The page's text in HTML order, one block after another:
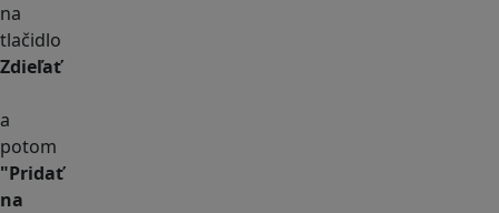
na
tlačidlo
Zdieľať
a
potom
"Pridať
na